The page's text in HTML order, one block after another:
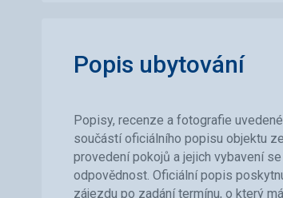
Popis ubytování
Popisy, recenze a fotografie
součástí oficiálního popisu objektu
provedení pokojů a jejich vybavení
odpovědnost. Oficiální popis
zájezdu po zadání termínu, o který